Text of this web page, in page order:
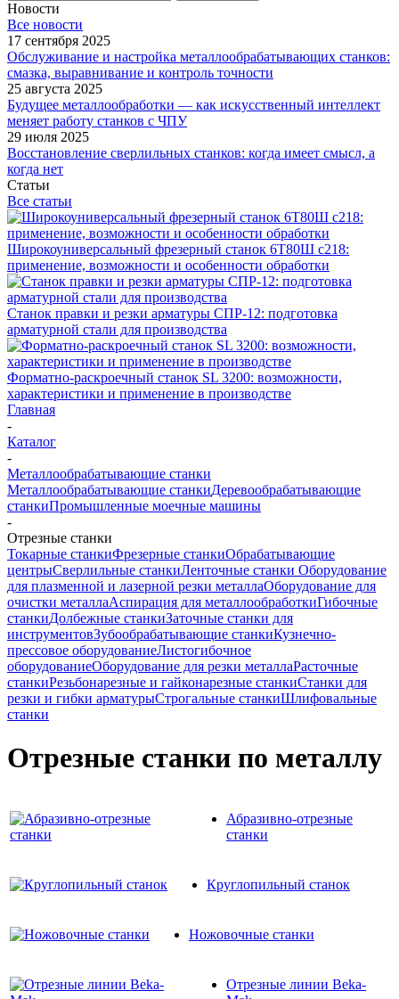
Новости
Все новости
17 сентября 2025
Обслуживание и настройка металлообрабатывающих станков:
смазка, выравнивание и контроль точности
25 августа 2025
Будущее металлообработки — как искусственный интеллект
меняет работу станков с ЧПУ
29 июля 2025
Восстановление сверлильных станков: когда имеет смысл, а
когда нет
Статьи
Все статьи
Широкоуниверсальный фрезерный станок 6Т80Ш с218:
применение, возможности и особенности обработки
Станок правки и резки арматуры СПР-12: подготовка
арматурной стали для производства
Форматно-раскроечный станок SL 3200: возможности,
характеристики и применение в производстве
Главная
-
Каталог
-
Металлообрабатывающие станки
Металлообрабатывающие станкиДеревообрабатывающие
станкиПромышленные моечные машины
-
Отрезные станки
Токарные станкиФрезерные станкиОбрабатывающие
центрыСверлильные станкиЛенточные станки Оборудование
для плазменной и лазерной резки металлаОборудование для
очистки металлаАспирация для металлообработкиГибочные
станкиДолбежные станкиЗаточные станки для
инструментовЗубообрабатывающие станкиКузнечно-
прессовое оборудованиеЛистогибочное
оборудованиеОборудование для резки металлаРасточные
станкиРезьбонарезные и гайконарезные станкиСтанки для
резки и гибки арматурыСтрогальные станкиШлифовальные
станки
Отрезные станки по металлу
Абразивно-отрезные
станки
Круглопильный станок
Ножовочные станки
Отрезные линии Beka-